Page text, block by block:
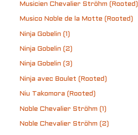
Musicien Chevalier Ströhm (Rooted)
Musico Noble de la Motte (Rooted)
Ninja Gobelin (1)
Ninja Gobelin (2)
Ninja Gobelin (3)
Ninja avec Boulet (Rooted)
Niu Takomora (Rooted)
Noble Chevalier Ströhm (1)
Noble Chevalier Ströhm (2)